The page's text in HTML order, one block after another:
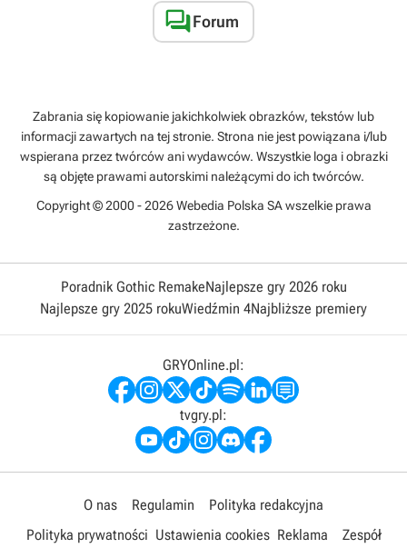
nadal nie wykonałem zleconego zadania, gdyż z jakichś
durnych powodów, muszę je kupić od Strinberga, tylko, że
Forum
Zabrania się kopiowanie jakichkolwiek obrazków, tekstów lub
informacji zawartych na tej stronie. Strona nie jest powiązana i/lub
wspierana przez twórców ani wydawców. Wszystkie loga i obrazki
są objęte prawami autorskimi należącymi do ich twórców.
Copyright © 2000 - 2026 Webedia Polska SA wszelkie prawa
zastrzeżone.
Poradnik Gothic RemakeNajlepsze gry 2026 roku
Najlepsze gry 2025 rokuWiedźmin 4Najbliższe premiery
GRYOnline.pl:
tvgry.pl:
O nas Regulamin
Polityka redakcyjna
Polityka prywatności Ustawienia cookies Reklama
Zespół